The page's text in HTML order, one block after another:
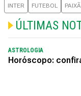
INTER FUTEBOL
ÚLTIMAS
ASTROLOGIA
Horóscopo: